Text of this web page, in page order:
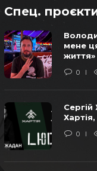
Віктор
продаж
Спец.
мене
життя»
0
0